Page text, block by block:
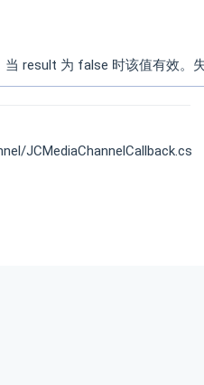
当 result 为 false 时该值有效。
JCMediaChannelCallback.cs